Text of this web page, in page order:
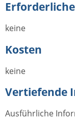
keine
Kosten
keine
Vertiefende
Ausführliche